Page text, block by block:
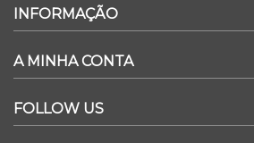
INFORMAÇÃO
A MINHA CONTA
FOLLOW US